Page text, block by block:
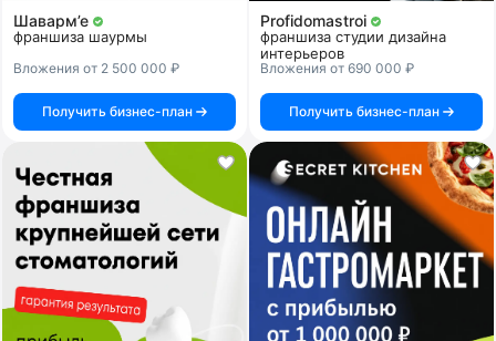
Шаварм’е
франшиза шаурмы
Вложения от 2 500 000 ₽
Получить бизнес-план
Profidomastroi
франшиза студии дизайна
интерьеров
Вложения от 690 000 ₽
Получить бизнес-план